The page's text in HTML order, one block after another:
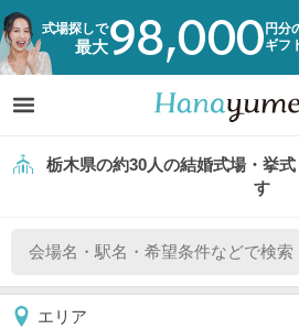
式場探しで
最大98,000 円分
ギフ
栃木県の約30人の結婚式場・挙
す
エリア